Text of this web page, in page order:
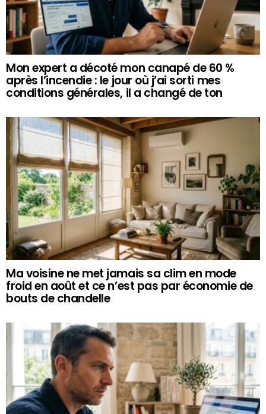
Mon expert a décoté mon canapé de 60 %
après l’incendie : le jour où j’ai sorti mes
conditions générales, il a changé de ton
Ma voisine ne met jamais sa clim en mode
froid en août et ce n’est pas par économie de
bouts de chandelle